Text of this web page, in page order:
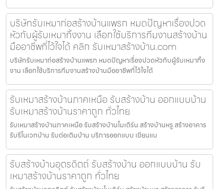
บริษัทรับเหมาก่อสร้างบ้านแพรก หมดปัญหาเรื่องปวด
หัวกับผู้รับเหมาทิ้งงาน เลือกใช้บริการทีมงานสร้างบ้าน
มืออาชีพที่ไว้ใจได้ คลิก รับเหมาสร้างบ้าน.com
บริษัทรับเหมาก่อสร้างบ้านแพรก หมดปัญหาเรื่องปวดหัวกับผู้รับเหมาทิ้ง
งาน เลือกใช้บริการทีมงานสร้างบ้านมืออาชีพที่ไว้ใจได้
รับเหมาสร้างบ้านภาคเหนือ รับสร้างบ้าน ออกแบบบ้าน
รับเหมาสร้างบ้านราคาถูก ทั่วไทย
รับเหมาสร้างบ้านภาคเหนือ รับสร้างบ้านโมเดิร์น สร้างบ้านหรู สร้างอาคาร
รับรีโนเวทบ้าน รับต่อเติมบ้าน บริการออกแบบ เขียนแบ
รับสร้างบ้านอุตรดิตถ์ รับสร้างบ้าน ออกแบบบ้าน รับ
เหมาสร้างบ้านราคาถูก ทั่วไทย